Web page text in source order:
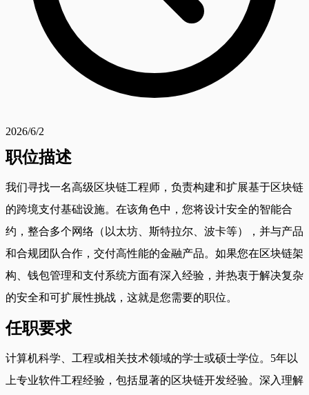
2026/6/2
职位描述
我们寻找一名高级区块链工程师，负责构建和扩展基于区块链
的跨境支付基础设施。在该角色中，您将设计安全的智能合
约，整合多个网络（以太坊、斯特拉尔、波卡等），并与产品
和合规团队合作，交付高性能的金融产品。如果您在区块链架
构、钱包管理和支付系统方面有深入经验，并热衷于解决复杂
的安全和可扩展性挑战，这就是您需要的职位。
任职要求
计算机科学、工程或相关技术领域的学士或硕士学位。5年以
上专业软件工程经验，包括显著的区块链开发经验。深入理解